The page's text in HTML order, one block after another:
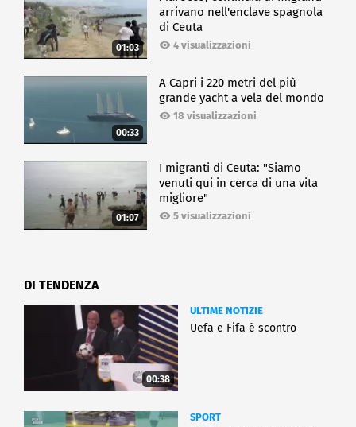
01:03
arrivano nell'enclave spagnola
di Ceuta
4 visualizzazioni
00:33
A Capri i 220 metri del più
grande yacht a vela del mondo
18 visualizzazioni
01:07
I migranti di Ceuta: "Siamo
venuti qui in cerca di una vita
migliore"
5 visualizzazioni
DI TENDENZA
00:38
ULTIME NOTIZIE
Uefa e Fifa è scontro
SPORT